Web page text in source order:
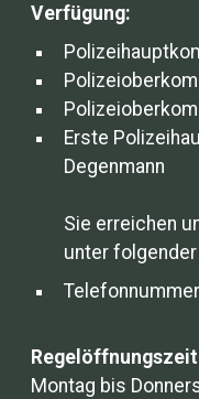
Verfügung:
Erste
Degenmann
Sie erreichen
unter
Montag bis